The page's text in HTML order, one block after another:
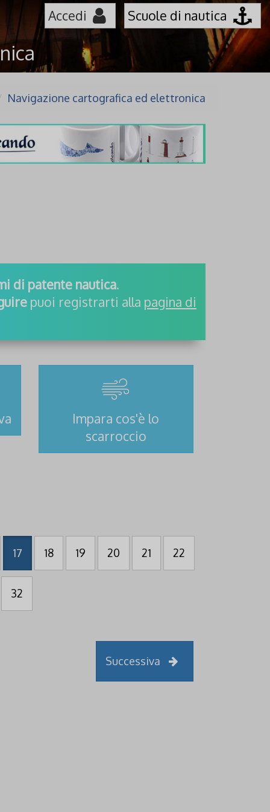
Accedi Scuole di nautica
Navigazione cartografica ed elettronica
di patente nautica.
puoi registrarti alla pagina di
Impara cos'è lo
scarroccio
17 18 19 20 21 22
32
Successiva